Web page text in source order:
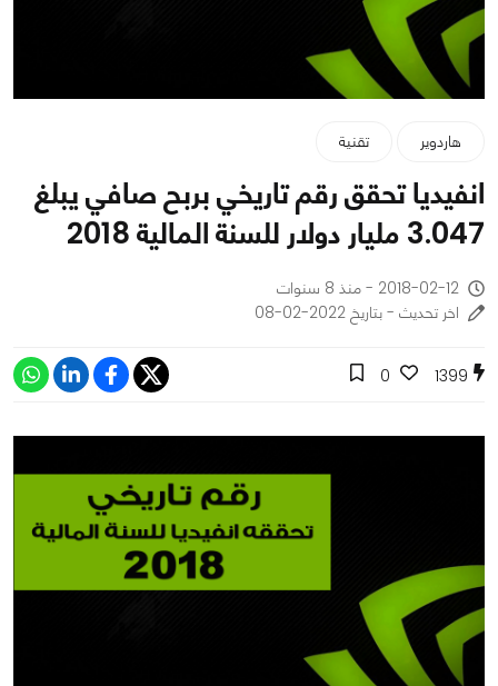
هاردوير تقنية
انفيديا تحقق رقم تاريخي بربح صافي يبلغ
3.047 مليار دولار للسنة المالية 2018
2018-02-12 - منذ 8 سنوات
اخر تحديث - بتاريخ 2022-02-08
1399
0